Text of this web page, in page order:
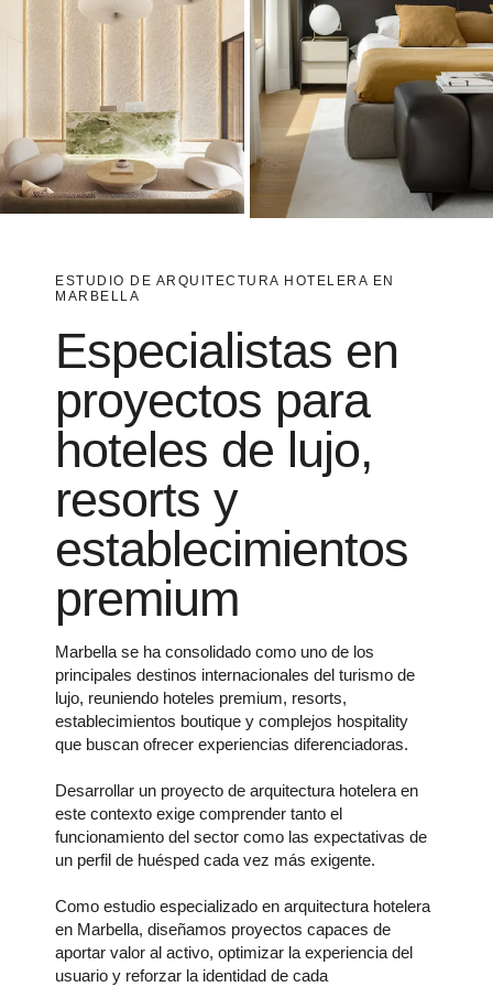
ESTUDIO DE ARQUITECTURA HOTELERA EN
MARBELLA
Especialistas en
proyectos para
hoteles de lujo,
resorts y
establecimientos
premium
Marbella se ha consolidado como uno de los
principales destinos internacionales del turismo de
lujo, reuniendo hoteles premium, resorts,
establecimientos boutique y complejos hospitality
que buscan ofrecer experiencias diferenciadoras.
Desarrollar un proyecto de arquitectura hotelera en
este contexto exige comprender tanto el
funcionamiento del sector como las expectativas de
un perfil de huésped cada vez más exigente.
Como estudio especializado en arquitectura hotelera
en Marbella, diseñamos proyectos capaces de
aportar valor al activo, optimizar la experiencia del
usuario y reforzar la identidad de cada